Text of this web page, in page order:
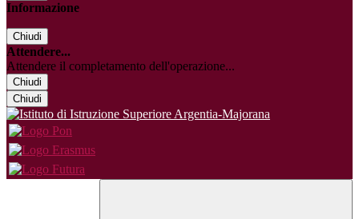
Informazione
Chiudi
Attendere...
Attendere il completamento dell'operazione...
Chiudi
Chiudi